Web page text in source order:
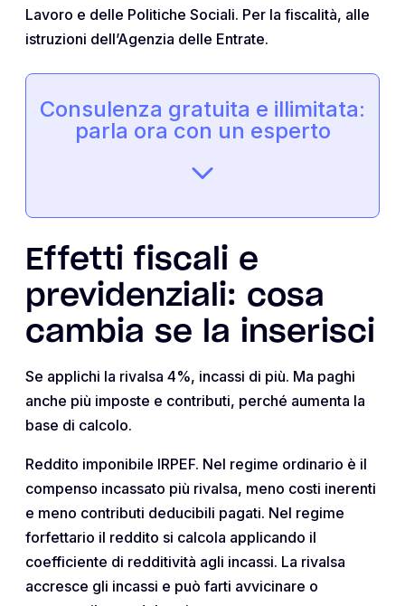
Lavoro e delle Politiche Sociali. Per la fiscalità, alle
istruzioni dell’Agenzia delle Entrate.
Consulenza gratuita e illimitata:
parla ora con un esperto
Effetti fiscali e
previdenziali: cosa
cambia se la inserisci
Se applichi la rivalsa 4%, incassi di più. Ma paghi
anche più imposte e contributi, perché aumenta la
base di calcolo.
Reddito imponibile IRPEF. Nel regime ordinario è il
compenso incassato più rivalsa, meno costi inerenti
e meno contributi deducibili pagati. Nel regime
forfettario il reddito si calcola applicando il
coefficiente di redditività agli incassi. La rivalsa
accresce gli incassi e può farti avvicinare o